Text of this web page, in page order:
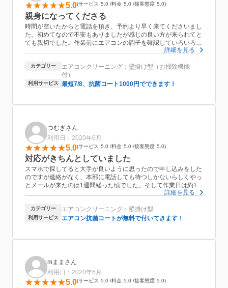
5.0 サービス 5.0 料金 5.0 接客態度 5.0
親身になってくださる
時間が空いたからと電話を頂き、予約より早く来てくださいまし
た。初めてなので不安もありましたが感じの良い方が来られてと
ても親切でした。作業前にエアコンの調子を確認していろいろと
相談にのって下さいました。作業が始まるとテキパキとあっとい
て感謝です。今後もぜひお世話になりたいと思いました。
詳細を見る
カテゴリー
エアコンクリーニング：壁掛け型（お掃除機能
付）
利用サービス 最短7/8、抗菌コート1000円でできます！
つむぎさん
利用日：2020年6月
5.0 サービス 5.0 料金 5.0 接客態度 5.0
対応がきちんとしていました
スマホで探してると大手が良いように思ったので申し込みをした
のですが連絡がなく、本部に電話しても待つしかないらしくやっ
とメールが来たのは1週間経った頃でした。そして作業日は約1ヶ
月半先以降という内容でしたので、あわてて他の業者を探してこ
きました。当日も礼儀正しく手際もよく作業してくださり気持ち
良い対応でした。ありがとうございました。
詳細を見る
カテゴリー エアコンクリーニング：壁掛け型
利用サービス エアコン抗菌コートが無料で付いてきます！
mままさん
利用日：2020年6月
5.0 サービス 5.0 料金 5.0 接客態度 5.0